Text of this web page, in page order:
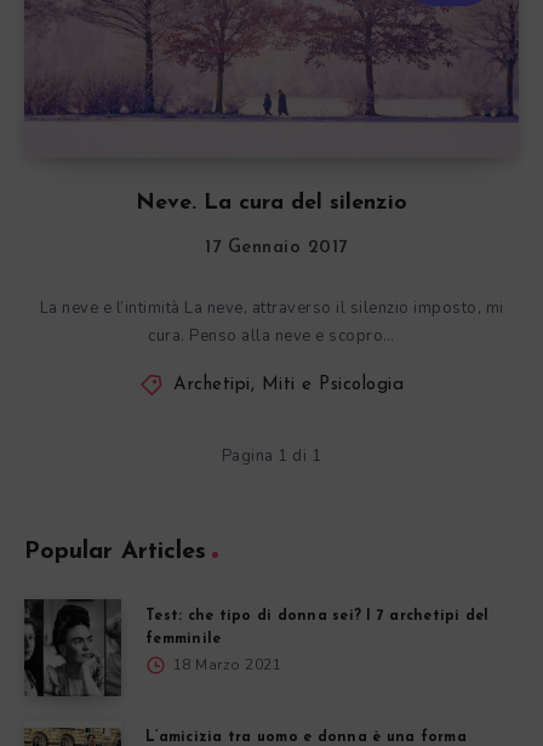
Neve. La cura del silenzio
17 Gennaio 2017
La neve e l’intimità La neve, attraverso il silenzio imposto, mi
cura. Penso alla neve e scopro…
Archetipi, Miti e Psicologia
Pagina 1 di 1
Popular Articles
Test: che tipo di donna sei? I 7 archetipi del
femminile
18 Marzo 2021
L’amicizia tra uomo e donna è una forma